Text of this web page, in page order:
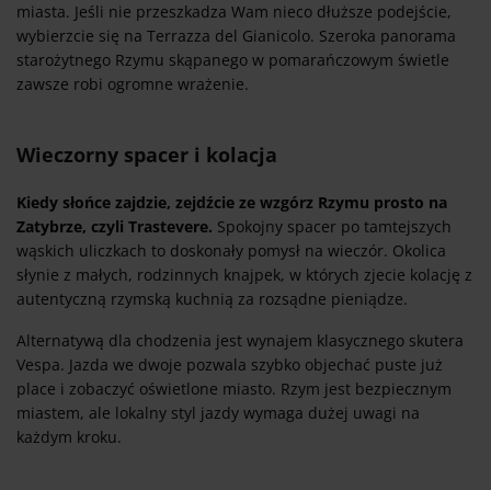
miasta. Jeśli nie przeszkadza Wam nieco dłuższe podejście,
wybierzcie się na Terrazza del Gianicolo. Szeroka panorama
starożytnego Rzymu skąpanego w pomarańczowym świetle
zawsze robi ogromne wrażenie.
Wieczorny spacer i kolacja
Kiedy słońce zajdzie, zejdźcie ze wzgórz Rzymu prosto na
Zatybrze, czyli Trastevere. Spokojny spacer po tamtejszych
wąskich uliczkach to doskonały pomysł na wieczór. Okolica
słynie z małych, rodzinnych knajpek, w których zjecie kolację z
autentyczną rzymską kuchnią za rozsądne pieniądze.
Alternatywą dla chodzenia jest wynajem klasycznego skutera
Vespa. Jazda we dwoje pozwala szybko objechać puste już
place i zobaczyć oświetlone miasto. Rzym jest bezpiecznym
miastem, ale lokalny styl jazdy wymaga dużej uwagi na
każdym kroku.